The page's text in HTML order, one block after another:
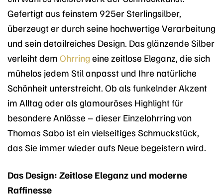
Gefertigt aus feinstem 925er Sterlingsilber,
überzeugt er durch seine hochwertige Verarbeitung
und sein detailreiches Design. Das glänzende Silber
verleiht dem Ohrring eine zeitlose Eleganz, die sich
mühelos jedem Stil anpasst und Ihre natürliche
Schönheit unterstreicht. Ob als funkelnder Akzent
im Alltag oder als glamouröses Highlight für
besondere Anlässe – dieser Einzelohrring von
Thomas Sabo ist ein vielseitiges Schmuckstück,
das Sie immer wieder aufs Neue begeistern wird.
Das Design: Zeitlose Eleganz und moderne
Raffinesse